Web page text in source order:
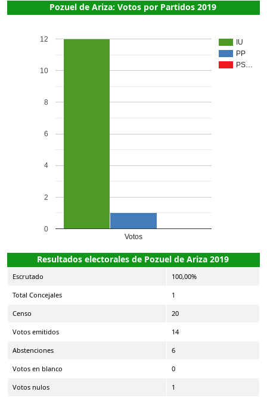
Pozuel de Ariza: Votos por Partidos 2019
IU
PP
PS…
Votos
0
2
4
6
8
10
12
Resultados electorales de Pozuel de Ariza 2019
Escrutado 100,00%
Total Concejales 1
Censo 20
Votos emitidos 14
Abstenciones 6
Votos en blanco 0
Votos nulos 1